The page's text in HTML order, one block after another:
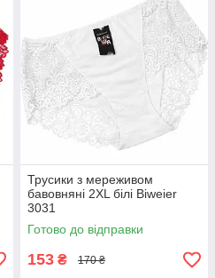
Трусики з мереживом
бавовняні 2XL білі Biweier
3031
Готово до відправки
153 ₴ 170 ₴